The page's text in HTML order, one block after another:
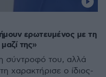
ερωτευμένος με τη
της»
σύντροφό του, αλλά
χαρακτήρισε ο ίδιος-